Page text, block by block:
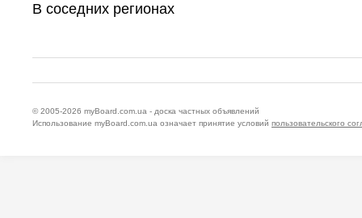
В соседних регионах
© 2005-2026 myBoard.com.ua - доска частных объявлений
Использование myBoard.com.ua означает принятие условий пользовательского